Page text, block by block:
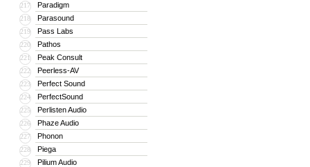
217 Paradigm
218 Parasound
219 Pass Labs
220 Pathos
221 Peak Consult
222 Peerless-AV
223 Perfect Sound
224 PerfectSound
225 Perlisten Audio
226 Phaze Audio
227 Phonon
228 Piega
229 Pilium Audio